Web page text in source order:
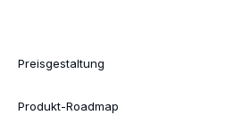
Preisgestaltung
Produkt-Roadmap